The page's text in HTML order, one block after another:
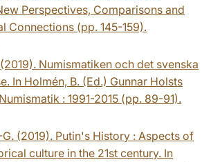
Perspectives, Comparisons and
Connections (pp. 145-159).
Numismatiken och det svenska
In Holmén, B. (Ed.) Gunnar Holsts
: 1991-2015 (pp. 89-91).
(2019). Putin's History : Aspects of
culture in the 21st century. In